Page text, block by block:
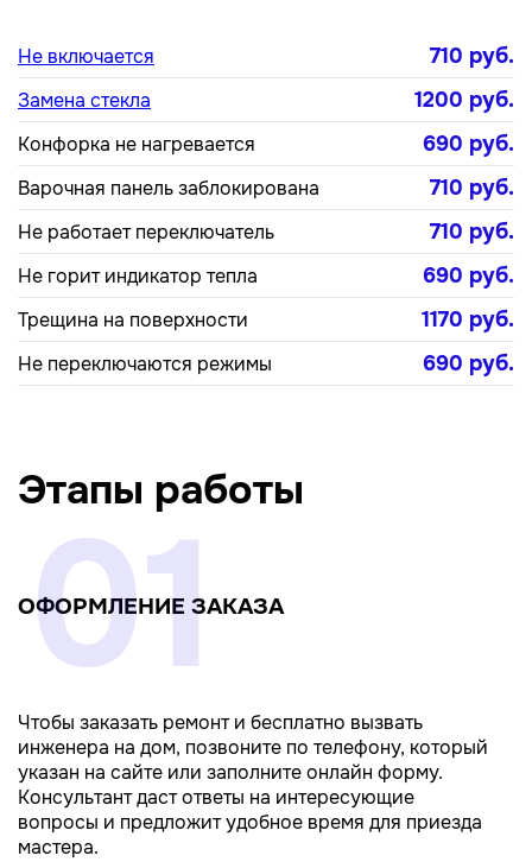
Не включается 710 руб.
Замена стекла 1200 руб.
Конфорка не нагревается 690 руб.
Варочная панель заблокирована 710 руб.
Не работает переключатель 710 руб.
Не горит индикатор тепла 690 руб.
Трещина на поверхности 1170 руб.
Не переключаются режимы 690 руб.
Этапы работы
01
ОФОРМЛЕНИЕ ЗАКАЗА
Чтобы заказать ремонт и бесплатно вызвать
инженера на дом, позвоните по телефону, который
указан на сайте или заполните онлайн форму.
Консультант даст ответы на интересующие
вопросы и предложит удобное время для приезда
мастера.